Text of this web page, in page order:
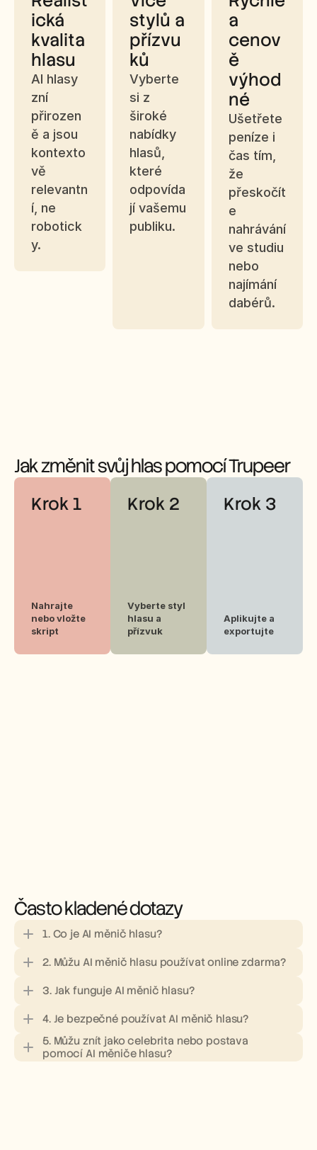
ická
kvalita
hlasu
AI hlasy
zní
přirozen
ě a jsou
kontexto
vě
relevantn
í, ne
robotick
y.
stylů a
přízvu
ků
Vyberte
si z
široké
nabídky
hlasů,
které
odpovída
jí vašemu
publiku.
a
cenov
ě
výhod
né
Ušetřete
peníze i
čas tím,
že
přeskočít
e
nahrávání
ve studiu
nebo
najímání
dabérů.
Jak změnit svůj hlas pomocí Trupeer
Krok 1
Nahrajte
nebo vložte
skript
Krok 2
Vyberte styl
hlasu a
přízvuk
Krok 3
Aplikujte a
exportujte
Často kladené dotazy
1. Co je AI měnič hlasu?
2. Můžu AI měnič hlasu používat online zdarma?
3. Jak funguje AI měnič hlasu?
4. Je bezpečné používat AI měnič hlasu?
5. Můžu znít jako celebrita nebo postava
pomocí AI měniče hlasu?